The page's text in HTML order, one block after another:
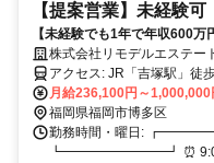
【提案営業】未経験
【未経験でも1年で年収600
実際の給与明細を公開中！画
株式会社リモデルエステー
アクセス: JR「吉塚駅」
月給236,100円～1,000,000
福岡県福岡市博多区
勤務時間・曜日:
┗━━━━━━━━┛ ⏰ 9:00